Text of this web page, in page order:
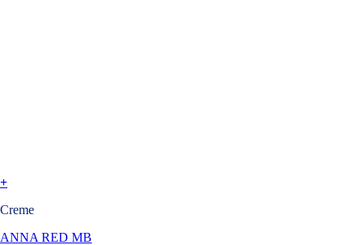
+
Creme
ANNA RED MB